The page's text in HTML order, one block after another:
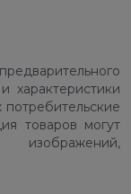
характеристики
товаров могут
изображений,